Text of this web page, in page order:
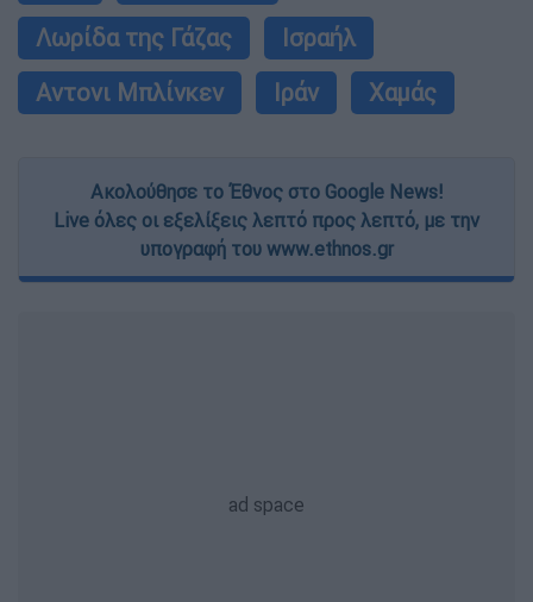
Λωρίδα της Γάζας
Ισραήλ
Αντονι Μπλίνκεν
Ιράν Χαμάς
Ακολούθησε το Έθνος στο Google News!
Live όλες οι εξελίξεις λεπτό προς λεπτό, με την
υπογραφή του www.ethnos.gr